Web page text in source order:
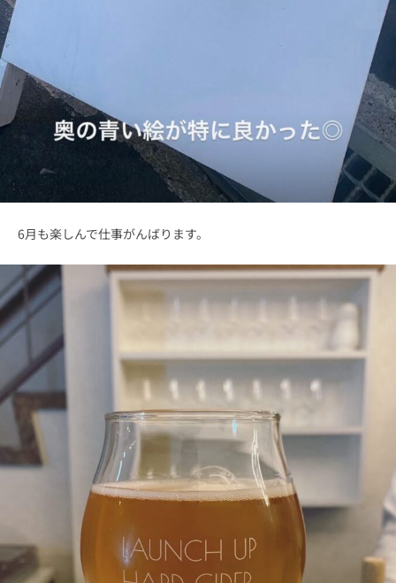
6月も楽しんで仕事がんばります。